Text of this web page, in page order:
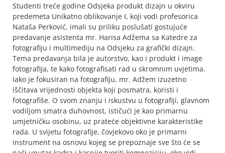
Studenti treće godine Odsjeka produkt dizajn u okviru
predemeta Unikatno oblikovanje I, koji vodi profesorica
Nataša Perković, imali su priliku poslušati gostujuće
predavanje asistenta mr. Harisa Adžema sa Katedre za
fotografiju i multimediju na Odsjeku za grafički dizajn.
Tema predavanja bila je autorstvo, kao i produkt i image
fotografija, te kako fotografisati rad u skromnim uvjetima.
Iako je fokusiran na fotografiju, mr. Adžem izuzetno
iščitava vrijednosti objekta koji posmatra, koristi i
fotografiše. O svom znanju i iskustvu u fotografiji, glavnom
vodiljom smatra duhovnost, ističući je kao primarnu
umjetničku osobinu, uz prateće objektivne karakteristike
rada. U svijetu fotografije, čovjekovo oko je primarni
instrument na osnovu kojeg se prepoznaje sve što će se